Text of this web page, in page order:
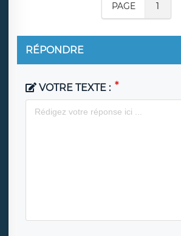
PAGE 1
RÉPONDRE
VOTRE TEXTE :